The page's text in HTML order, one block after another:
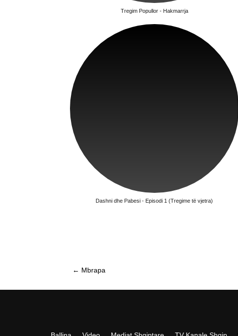
Tregim Popullor - Hakmarrja
Dashni dhe Pabesi - Episodi 1 (Tregime të vjetra)
← Mbrapa